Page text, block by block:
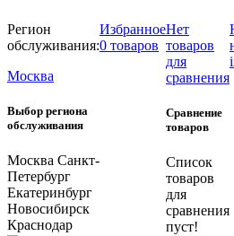
Регион
обслуживания:
Москва
Выбор региона
обслуживания
Москва Санкт-
Петербург
Екатеринбург
Новосибирск
Краснодар
Избранное
0 товаров
Нет
товаров
для
сравнения
Сравнение
товаров
Список
товаров
для
сравнения
пуст!